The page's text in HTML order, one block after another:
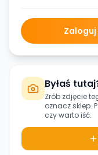
Byłaś
Zrób zdjęcie
oznacz sklep.
czy warto iść.